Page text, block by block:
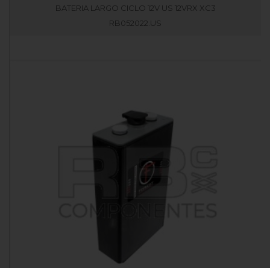
BATERIA LARGO CICLO 12V US 12VRX XC3
RB052022.US